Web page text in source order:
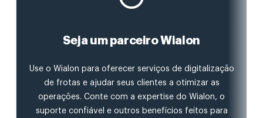
Seja um parceiro Wialon
Use o Wialon para oferecer serviços de digitalização
de frotas e ajudar seus clientes a otimizar as
operações. Conte com a expertise do Wialon, o
suporte confiável e outros benefícios feitos para